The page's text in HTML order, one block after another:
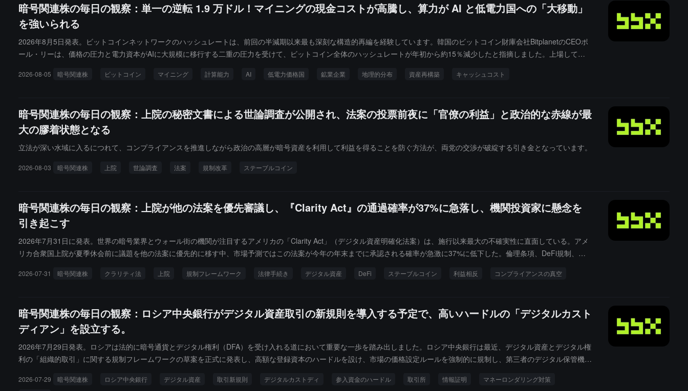
暗号関連株の毎日の観察：単一の逆転 1.9 万ドル！マイニングの現金コストが高騰し、算力が AI と低電力国への「大移動」
を強いられる
2026年8月5日発表。ビットコインネットワークのハッシュレートは、前回の半減期以来最も深刻な構造的再編を経験しています。韓国のビットコイン財庫会社BitplanetのCEOポ
ール・リーは、価格の圧力と電力資本がAIに大規模に移行する二重の圧力を受けて、ビットコイン全体のハッシュレートが年初から約15％減少したと指摘しました。上場してい
計算）および低電力価格の国への移転を加速しています。
2026-08-05 暗号関連株 ビットコイン マイニング 計算能力 AI 低電力価格国 鉱業企業 地理的分布 資産再構築 キャッシュコスト
暗号関連株の毎日の観察：上院の秘密文書による世論調査が公開され、法案の投票前夜に「官僚の利益」と政治的な赤線が最
大の膠着状態となる
立法が深い水域に入るにつれて、コンプライアンスを推進しながら政治の高層が暗号資産を利用して利益を得ることを防ぐ方法が、両党の交渉が破綻する引き金となっています。
2026-08-03 暗号関連株 上院 世論調査 法案 規制改革 ステーブルコイン
暗号関連株の毎日の観察：上院が他の法案を優先審議し、『Clarity Act』の通過確率が37%に急落し、機関投資家に懸念を
引き起こす
2026年7月31日に発表。世界の暗号業界とウォール街の機関が注目するアメリカの「Clarity Act」（デジタル資産明確化法案）は、施行以来最大の不確実性に直面している。アメ
リカ合衆国上院が夏季休会前に議題を他の法案に優先的に移す中、市場予測ではこの法案が今年の年末までに承認される確率が急激に37%に低下した。倫理条項、DeFi規制、ス
2026-07-31 暗号関連株 クラリティ法 上院 規制フレームワーク 法律手続き デジタル資産 DeFi ステーブルコイン 利益相反 コンプライアンスの真空
暗号関連株の毎日の観察：ロシア中央銀行がデジタル資産取引の新規則を導入する予定で、高いハードルの「デジタルカスト
ディアン」を設立する。
2026年7月29日発表。ロシアは法的に暗号通貨とデジタル権利（DFA）を受け入れる道において重要な一歩を踏み出しました。ロシア中央銀行は最近、デジタル資産とデジタル権
利の「組織的取引」に関する規制フレームワークの草案を正式に発表し、高額な登録資本のハードルを設け、市場の価格設定ルールを強制的に規制し、第三者のデジタル保管機関
2026-07-29 暗号関連株 ロシア中央銀行 デジタル資産 取引新規則 デジタルカストディ 参入資金のハードル 取引所 情報証明
マネーロンダリング対策